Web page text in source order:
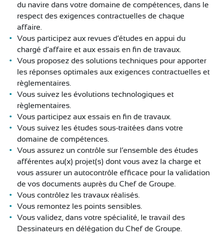
du navire dans votre domaine de compétences, dans le
respect des exigences contractuelles de chaque
affaire.
Vous participez aux revues d’études en appui du
chargé d’affaire et aux essais en fin de travaux.
Vous proposez des solutions techniques pour apporter
les réponses optimales aux exigences contractuelles et
règlementaires.
Vous suivez les évolutions technologiques et
règlementaires.
Vous participez aux essais en fin de travaux.
Vous suivez les études sous-traitées dans votre
domaine de compétences.
Vous assurez un contrôle sur l’ensemble des études
afférentes au(x) projet(s) dont vous avez la charge et
vous assurer un autocontrôle efficace pour la validation
de vos documents auprès du Chef de Groupe.
Vous contrôlez les travaux réalisés.
Vous remontez les points sensibles.
Vous validez, dans votre spécialité, le travail des
Dessinateurs en délégation du Chef de Groupe.